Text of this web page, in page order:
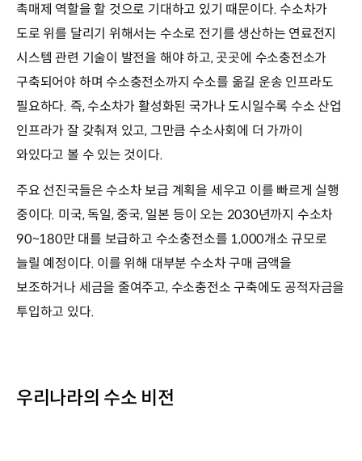
촉매제 역할을 할 것으로 기대하고 있기 때문이다. 수소차가
도로 위를 달리기 위해서는 수소로 전기를 생산하는 연료전지
시스템 관련 기술이 발전을 해야 하고, 곳곳에 수소충전소가
구축되어야 하며 수소충전소까지 수소를 옮길 운송 인프라도
필요하다. 즉, 수소차가 활성화된 국가나 도시일수록 수소 산업
인프라가 잘 갖춰져 있고, 그만큼 수소사회에 더 가까이
와있다고 볼 수 있는 것이다.
주요 선진국들은 수소차 보급 계획을 세우고 이를 빠르게 실행
중이다. 미국, 독일, 중국, 일본 등이 오는 2030년까지 수소차
90~180만 대를 보급하고 수소충전소를 1,000개소 규모로
늘릴 예정이다. 이를 위해 대부분 수소차 구매 금액을
보조하거나 세금을 줄여주고, 수소충전소 구축에도 공적자금을
투입하고 있다.
우리나라의 수소 비전